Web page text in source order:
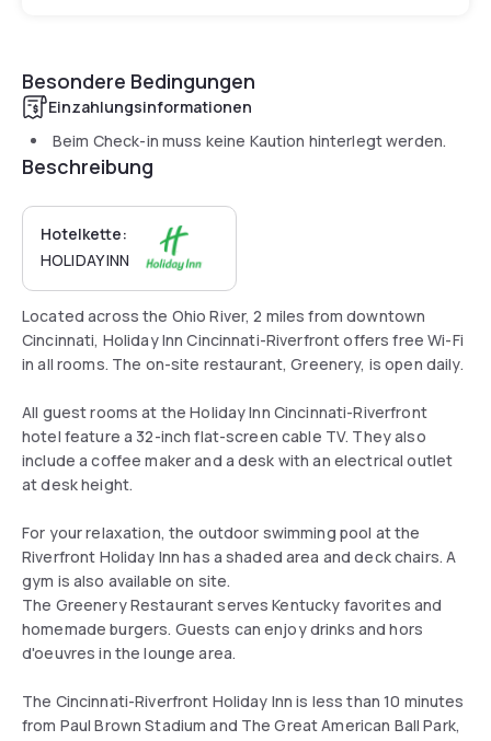
Besondere Bedingungen
Einzahlungsinformationen
Beim Check-in muss keine Kaution hinterlegt werden.
Beschreibung
Hotelkette:
HOLIDAY INN
Located across the Ohio River, 2 miles from downtown
Cincinnati, Holiday Inn Cincinnati-Riverfront offers free Wi-Fi
in all rooms. The on-site restaurant, Greenery, is open daily.
All guest rooms at the Holiday Inn Cincinnati-Riverfront
hotel feature a 32-inch flat-screen cable TV. They also
include a coffee maker and a desk with an electrical outlet
at desk height.
For your relaxation, the outdoor swimming pool at the
Riverfront Holiday Inn has a shaded area and deck chairs. A
gym is also available on site.
The Greenery Restaurant serves Kentucky favorites and
homemade burgers. Guests can enjoy drinks and hors
d'oeuvres in the lounge area.
The Cincinnati-Riverfront Holiday Inn is less than 10 minutes
from Paul Brown Stadium and The Great American Ball Park,